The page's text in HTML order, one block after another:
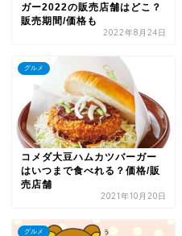
ガー2022の販売店舗はどこ？
販売期間/価格も
2022年8月24日
グルメ
コメダ大豆ハムカツバーガー
はいつまで食べれる？価格/販
売店舗
2021年10月20日
グルメ